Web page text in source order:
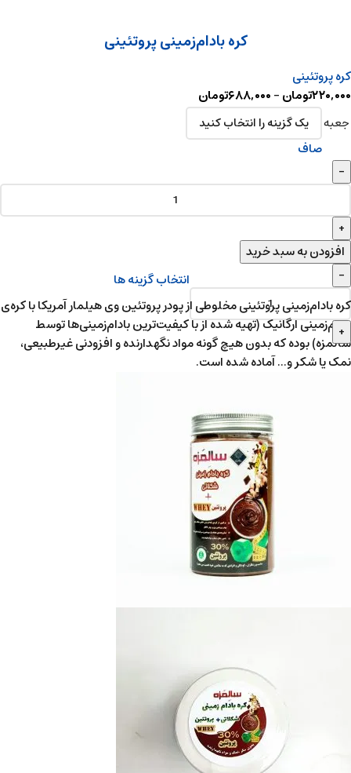
کره بادام‌زمینی پروتئینی
کره پروتئینی
۲۲۰,۰۰۰تومان–۶۸۸,۰۰۰تومان
جعبه
صاف
افزودن به سبد خرید
انتخاب گزینه ها
کره بادام‌زمینی پروتئینی مخلوطی از پودر پروتئین وی هیلمار آمریکا با کره‌ی
بادام‌زمینی ارگانیک (تهیه شده از با کیفیت‌ترین بادام‌زمینی‌ها توسط
سالمزه) بوده که بدون هیچ گونه مواد نگهدارنده و افزودنی غیرطبیعی‌،
نمک یا شکر و... آماده شده است.